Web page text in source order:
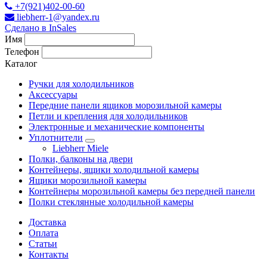
+7(921)402-00-60
liebherr-1@yandex.ru
Сделано в InSales
Имя
Телефон
Каталог
Ручки для холодильников
Аксессуары
Передние панели ящиков морозильной камеры
Петли и крепления для холодильников
Электронные и механические компоненты
Уплотнители
Liebherr Miele
Полки, балконы на двери
Контейнеры, ящики холодильной камеры
Ящики морозильной камеры
Контейнеры морозильной камеры без передней панели
Полки стеклянные холодильной камеры
Доставка
Оплата
Статьи
Контакты